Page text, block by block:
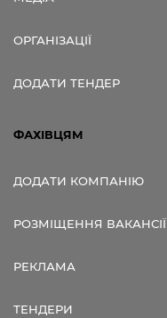
ОРГАНІЗАЦІЇ
ДОДАТИ ТЕНДЕР
ФАХІВЦЯМ
ДОДАТИ КОМПАНІЮ
РОЗМІЩЕННЯ ВАКАНСІЇ
РЕКЛАМА
ТЕНДЕРИ